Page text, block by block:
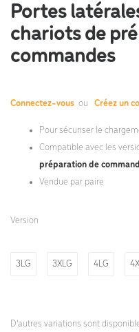
Portes
chariots de
commandes
Connectez-vous ou Créez un
Pour sécuriser le
Compatible avec les
préparation de
Vendue par paire
Version
3LG 3XLG 4LG
D'autres variations sont